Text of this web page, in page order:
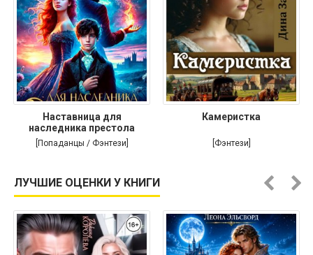
Наставница для
наследника престола
[Попаданцы / Фэнтези]
Камеристка
[Фэнтези]
ЛУЧШИЕ ОЦЕНКИ У КНИГИ